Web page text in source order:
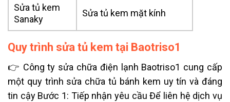
Sửa tủ kem
Sanaky
Sửa tủ kem mặt kính
Quy trình sửa tủ kem tại Baotriso1
👉 Công ty sửa chữa điện lạnh Baotriso1 cung cấp
một quy trình sửa chữa tủ bánh kem uy tín và đáng
tin cậy Bước 1: Tiếp nhận yêu cầu Để liên hệ dịch vụ